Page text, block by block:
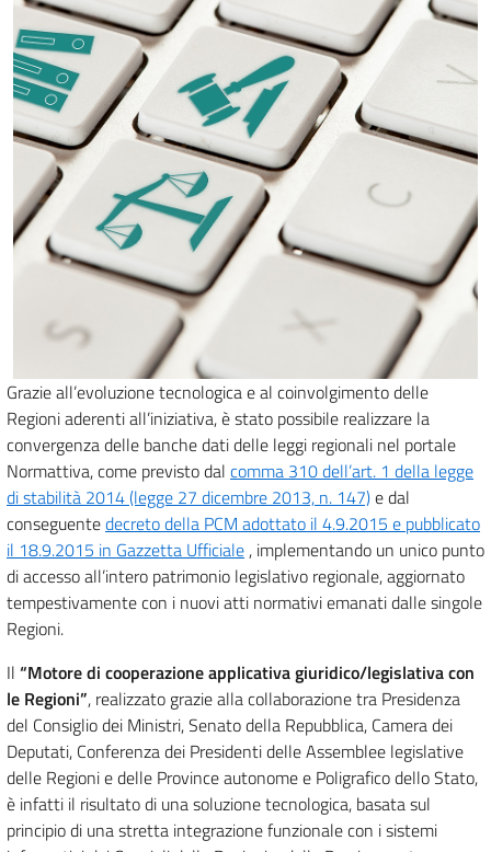
Grazie all’evoluzione tecnologica e al coinvolgimento delle
Regioni aderenti all’iniziativa, è stato possibile realizzare la
convergenza delle banche dati delle leggi regionali nel portale
Normattiva, come previsto dal comma 310 dell’art. 1 della legge
di stabilità 2014 (legge 27 dicembre 2013, n. 147)e dal
conseguentedecreto della PCM adottato il 4.9.2015 e pubblicato
il 18.9.2015 in Gazzetta Ufficiale , implementando un unico punto
di accesso all’intero patrimonio legislativo regionale, aggiornato
tempestivamente con i nuovi atti normativi emanati dalle singole
Regioni.
Il “Motore di cooperazione applicativa giuridico/legislativa con
le Regioni”, realizzato grazie alla collaborazione tra Presidenza
del Consiglio dei Ministri, Senato della Repubblica, Camera dei
Deputati, Conferenza dei Presidenti delle Assemblee legislative
delle Regioni e delle Province autonome e Poligrafico dello Stato,
è infatti il risultato di una soluzione tecnologica, basata sul
principio di una stretta integrazione funzionale con i sistemi